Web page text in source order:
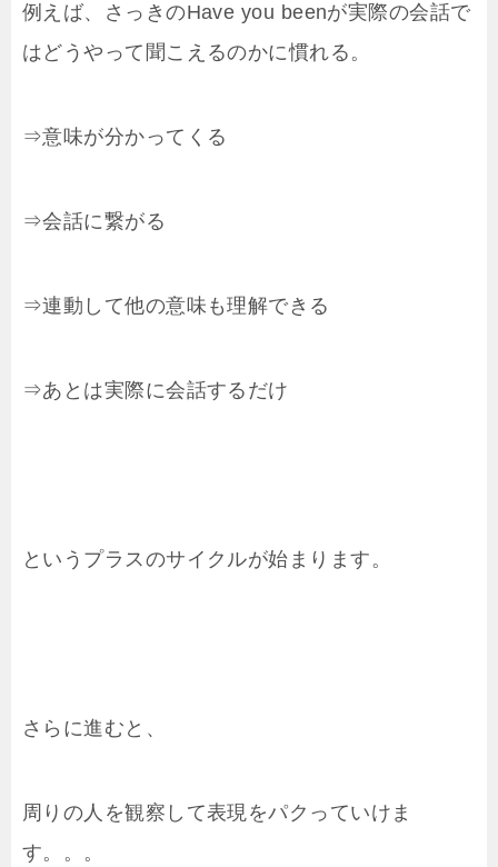
例えば、さっきのHave you beenが実際の会話で
はどうやって聞こえるのかに慣れる。
⇒意味が分かってくる
⇒会話に繋がる
⇒連動して他の意味も理解できる
⇒あとは実際に会話するだけ
というプラスのサイクルが始まります。
さらに進むと、
周りの人を観察して表現をパクっていけま
す。。。